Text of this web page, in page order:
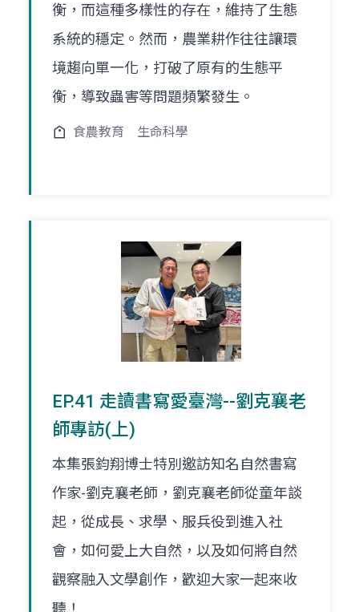
衡，而這種多樣性的存在，維持了生態
系統的穩定。然而，農業耕作往往讓環
境趨向單一化，打破了原有的生態平
衡，導致蟲害等問題頻繁發生。
食農教育 生命科學
EP.41 走讀書寫愛臺灣--劉克襄老
師專訪(上)
本集張鈞翔博士特別邀訪知名自然書寫
作家-劉克襄老師，劉克襄老師從童年談
起，從成長、求學、服兵役到進入社
會，如何愛上大自然，以及如何將自然
觀察融入文學創作，歡迎大家一起來收
聽！